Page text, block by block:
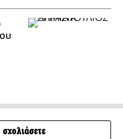
σχολιάσετε